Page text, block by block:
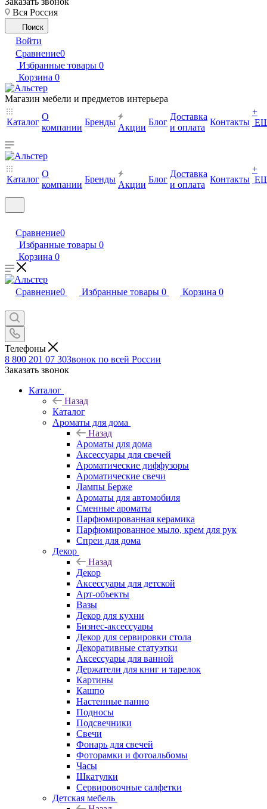
Вся Россия
Поиск
Войти
Сравнение0
Избранные товары 0
Корзина 0
Магазин мебели и предметов интерьера
Каталог
О
компании
Бренды
Акции
Блог
Доставка
и оплата
Контакты
+
Каталог
О
компании
Бренды
Акции
Блог
Доставка
и оплата
Контакты
+
Сравнение0
Избранные товары 0
Корзина 0
Сравнение0 Избранные товары 0 Корзина 0
Телефоны
8 800 201 07 30Звонок по всей России
Заказать звонок
Каталог
Назад
Каталог
Ароматы для дома
Назад
Ароматы для дома
Аксессуары для свечей
Ароматические диффузоры
Ароматические свечи
Лампы Берже
Ароматы для автомобиля
Сменные ароматы
Парфюмированная керамика
Парфюмированное мыло, крем для рук
Спреи для дома
Декор
Назад
Декор
Аксессуары для детской
Арт-объекты
Вазы
Декор для кухни
Бизнес-аксессуары
Декор для сервировки стола
Декоративные статуэтки
Аксессуары для ванной
Держатели для книг и тарелок
Картины
Кашпо
Настенные панно
Подносы
Подсвечники
Свечи
Фонарь для свечей
Фоторамки и фотоальбомы
Часы
Шкатулки
Сервировочные салфетки
Детская мебель